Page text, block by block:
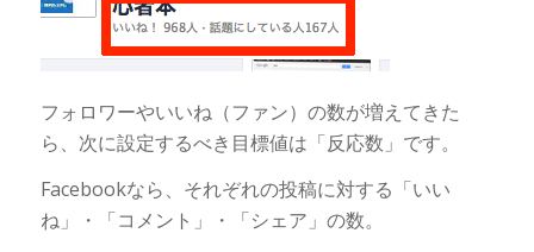
フォロワーやいいね（ファン）の数が増えてきた
ら、次に設定するべき目標値は「反応数」です。
Facebookなら、それぞれの投稿に対する「いい
ね」・「コメント」・「シェア」の数。